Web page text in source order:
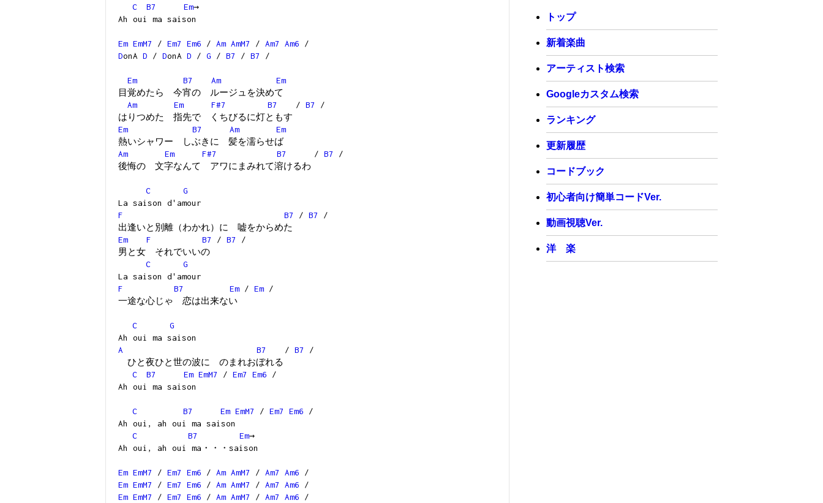
C
B7 Em→
Ah oui ma saison
Em EmM7 / Em7 Em6 / Am AmM7 / Am7 Am6 /
DonA D / DonA D / G / B7 / B7 /
Em B7 Am
Em
目覚めたら 今宵の ルージュを決めて
Am
Em F#7 B7 / B7
/
はりつめた 指先で くちびるに灯ともす
Em
B7 Am
Em
熱いシャワー しぶきに 髪を濡らせば
Am
Em F#7 B7 / B7
/
後悔の 文字なんて アワにまみれて溶けるわ
C
G
La saison d'amour
F
B7 / B7
/
出逢いと別離（わかれ）に 嘘をからめた
Em
F B7 / B7
/
男と女 それでいいの
C
G
La saison d'amour
F
B7 Em / Em /
一途な心じゃ 恋は出来ない
C
G
Ah oui ma saison
A
B7 / B7
/
ひと夜ひと世の波に のまれおぼれる
C
B7 Em EmM7 / Em7 Em6 /
Ah oui ma saison
C B7 Em EmM7 / Em7 Em6 /
Ah oui, ah oui ma saison
C
B7 Em→
Ah oui, ah oui ma・・・saison
Em EmM7 / Em7 Em6 / Am AmM7 / Am7 Am6 /
Em EmM7 / Em7 Em6 / Am AmM7 / Am7 Am6 /
Em EmM7 / Em7 Em6 / Am AmM7 / Am7 Am6 /
トップ
新着楽曲
アーティスト検索
Googleカスタム検索
ランキング
更新履歴
コードブック
初心者向け簡単コードVer.
動画視聴Ver.
洋 楽